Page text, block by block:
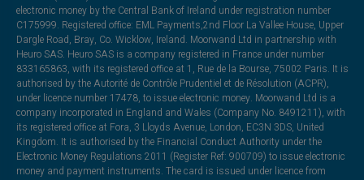
electronic money by the Central Bank of Ireland under registration number
C175999. Registered office: EML Payments,2nd Floor La Vallee House, Upper
Dargle Road, Bray, Co. Wicklow, Ireland. Moorwand Ltd in partnership with
Heuro SAS. Heuro SAS is a company registered in France under number
833165863, with its registered office at 1, Rue de la Bourse, 75002 Paris. It is
authorised by the Autorité de Contrôle Prudentiel et de Résolution (ACPR),
under licence number 17478, to issue electronic money. Moorwand Ltd is a
company incorporated in England and Wales (Company No. 8491211), with
its registered office at Fora, 3 Lloyds Avenue, London, EC3N 3DS, United
Kingdom. It is authorised by the Financial Conduct Authority under the
Electronic Money Regulations 2011 (Register Ref: 900709) to issue electronic
money and payment instruments. The card is issued under licence from